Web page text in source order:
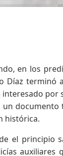
en los
Díaz terminó
por
histórica.
el principio
auxiliares